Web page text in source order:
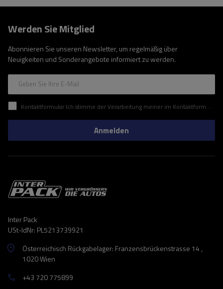
Werden Sie Mitglied
Abonnieren Sie unseren Newsletter, um regelmäßig über
Neuigkeiten und Sonderangebote informiert zu werden.
Geben Sie Ihre E-Mail
Kontaktformular Ich stimme der Verarbeitung meiner im Kontaktformular enthaltenen personenbezogenen Daten gemäß der Verordnung (EU) des Europäischen Parlaments und des Rates zu.
Anmelden
Inter Pack
USt-IdNr: PL5213739921
Österreichisch Rückgabelager: Franzensbrückenstrasse 14 ,
1020 Wien
+43 720 775899